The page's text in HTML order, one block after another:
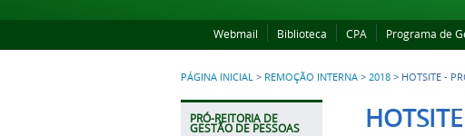
Webmail Biblioteca CPA Programa de
PÁGINA INICIAL > REMOÇÃO INTERNA > 2018 > HOTSITE -
PRÓ-REITORIA DE
GESTÃO DE PESSOAS